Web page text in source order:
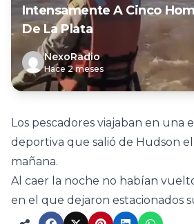
Intensamente A Cinco
De La Plata
NexoRadio
Hace 2 meses
Los pescadores viajaban en una
deportiva que salió de Hudson
mañana.
Al caer la noche no habían
en el que dejaron estacionados